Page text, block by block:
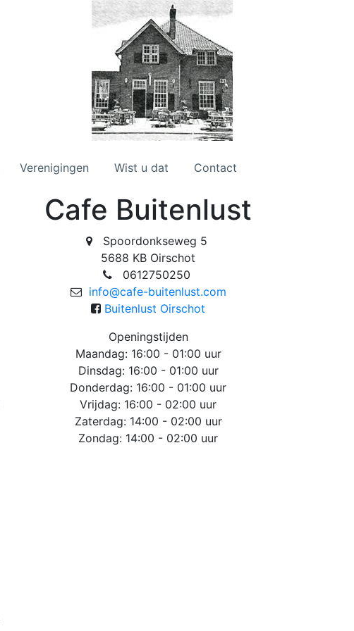
Verenigingen Wist u dat Contact
Cafe Buitenlust
Spoordonkseweg 5
5688 KB Oirschot
0612750250
info@cafe-buitenlust.com
Buitenlust Oirschot
Openingstijden
Maandag: 16:00 - 01:00 uur
Dinsdag: 16:00 - 01:00 uur
Donderdag: 16:00 - 01:00 uur
Vrijdag: 16:00 - 02:00 uur
Zaterdag: 14:00 - 02:00 uur
Zondag: 14:00 - 02:00 uur